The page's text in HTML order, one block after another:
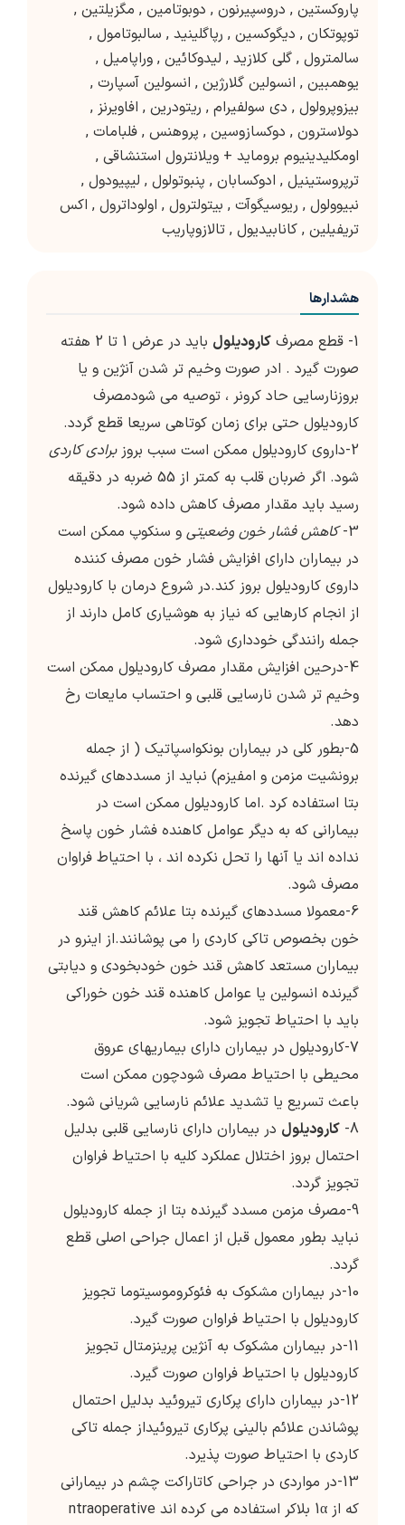
پاروکستین , دروسپیرنون , دوبوتامین , مگزیلتین ,
توپوتکان , دیگوکسین , رپاگلینید , سالبوتامول ,
سالمترول , گلی کلازید , لیدوکائین , وراپامیل ,
یوهمبین , انسولین گلارژین , انسولین آسپارت ,
بیزوپرولول , دی سولفیرام , ریتودرین , افاویرنز ,
دولاسترون , دوکسازوسین , پروهنس , فلبامات ,
اومکلیدینیوم بروماید + ویلانترول استنشاقی ,
ترپروستینیل , ادوکسابان , پنبوتولول , لیپیودول ,
نبیوولول , ریوسیگوآت , بیتولترول , اولوداترول , اکس
تریفیلین , کانابیدیول , تالازوپاریب
هشدارها
1- قطع مصرف کارودیلول
باید در عرض 1 تا 2 هفته
صورت گیرد . ادر صورت وخیم تر شدن آنژین و یا
بروزنارسایی حاد کرونر ، توصیه می شودمصرف
کارودیلول حتی برای زمان کوتاهی سریعا قطع گردد.
2-داروی کارودیلول ممکن است سبب بروز
برادی کاردی
شود. اگر ضربان قلب به کمتر از 55 ضربه در دقیقه
رسید باید مقدار مصرف کاهش داده شود.
3- کاهش فشار خون وضعیتی و سنکوپ ممکن است
در بیماران دارای افزایش فشار خون مصرف کننده
داروی کارودیلول بروز کند.در شروع درمان با کارودیلول
از انجام کارهایی که نیاز به هوشیاری کامل دارند از
جمله رانندگی خودداری شود.
4-درحین افزایش مقدار مصرف کارودیلول ممکن است
وخیم تر شدن نارسایی قلبی و احتساب مایعات رخ
دهد.
5-بطور کلی در بیماران بونکواسپاتیک ( از جمله
برونشیت مزمن و امفیزم) نباید از مسددهای گیرنده
بتا استفاده کرد .اما کارودیلول ممکن است در
بیمارانی که به دیگر عوامل کاهنده فشار خون پاسخ
نداده اند یا آنها را تحل نکرده اند ، با احتیاط فراوان
مصرف شود.
6-معمولا مسددهای گیرنده بتا علائم کاهش قند
خون بخصوص تاکی کاردی را می پوشانند.از اینرو در
بیماران مستعد کاهش قند خون خودبخودی و دیابتی
گیرنده انسولین یا عوامل کاهنده قند خون خوراکی
باید با احتیاط تجویز شود.
7-کارودیلول در بیماران دارای بیماریهای عروق
محیطی با احتیاط مصرف شودچون ممکن است
باعث تسریع یا تشدید علائم نارسایی شریانی شود.
8- کارودیلول در بیماران دارای نارسایی قلبی بدلیل
احتمال بروز اختلال عملکرد کلیه با احتیاط فراوان
تجویز گردد.
9-مصرف مزمن مسدد گیرنده بتا از جمله کارودیلول
نباید بطور معمول قبل از اعمال جراحی اصلی قطع
گردد.
10-در بیماران مشکوک به فئوکروموسیتوما تجویز
کارودیلول با احتیاط فراوان صورت گیرد.
11-در بیماران مشکوک به آنژین پرینزمتال تجویز
کارودیلول با احتیاط فراوان صورت گیرد.
12-در بیماران دارای پرکاری تیروئید بدلیل احتمال
پوشاندن علائم بالینی پرکاری تیروئیداز جمله تاکی
کاردی با احتیاط صورت پذیرد.
13-در مواردی در جراحی کاتاراکت چشم در بیمارانی
که از 1α بلاکر استفاده می کرده اند ntraoperative